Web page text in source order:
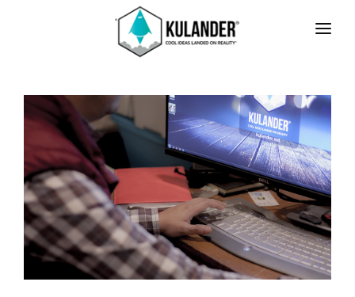
NOTICIAS
SERVICIOS
HOT
REVIEWS
ACERCA
CONTACTO
ENGLISH